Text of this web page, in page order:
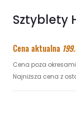
Sztyblety
Cena aktualna
Cena poza
Najniższa cena z